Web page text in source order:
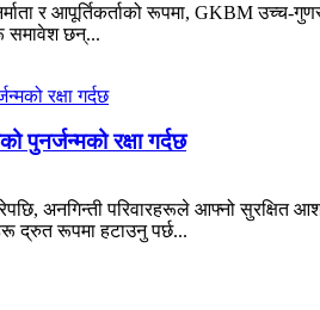
र आपूर्तिकर्ताको रूपमा, GKBM उच्च-
समावेश छन्...
पुनर्जन्मको रक्षा गर्दछ
अनगिन्ती परिवारहरूले आफ्नो सुरक्षित
रूपमा हटाउनु पर्छ...